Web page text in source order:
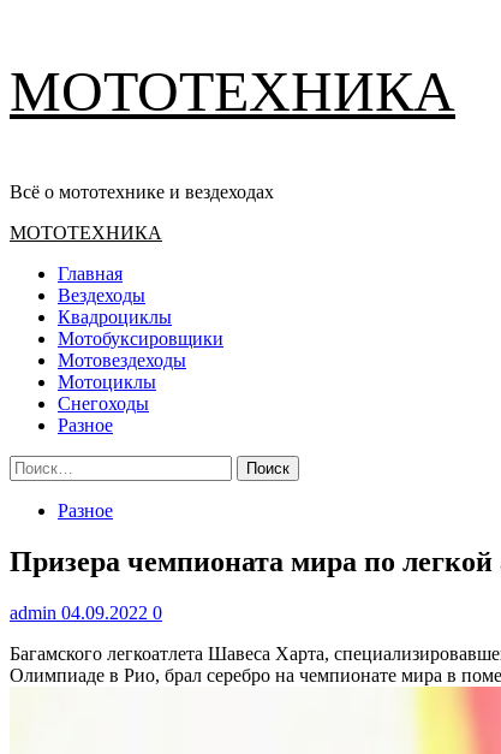
содержимому
МОТОТЕХНИКА
Всё о мототехнике и вездеходах
Основное
МОТОТЕХНИКА
Главная
Вездеходы
Квадроциклы
Мотобуксировщики
Мотовездеходы
Мотоциклы
Снегоходы
Разное
Найти:
Разное
Призера чемпионата мира по
admin 04.09.2022 0
Багамского легкоатлета Шавеса Харта,
Олимпиаде в Рио, брал серебро на чемпионате мира в